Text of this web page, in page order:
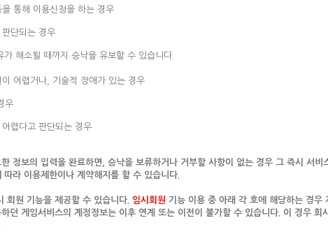
통해 이용신청을 하는 경우
단되는 경우
해소될 때까지 승낙을 유보할 수 있습니다.
어렵거나, 기술적 장애가 있는 경우
우
렵다고 판단되는 경우
정보의 입력을 완료하면, 승낙을 보류하거나 거부할 사항이 없는 경우 그 즉시 서비
라 이용제한이나 계약해지를 할 수 있습니다.
회원 기능을 제공할 수 있습니다. 임시회원 기능 이용 중 아래 각 호에 해당하는 경우
던 게임서비스의 계정정보는 이후 연계 또는 이전이 불가할 수 있습니다. 이 경우 회